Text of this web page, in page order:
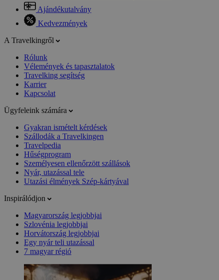
Ajándékutalvány
Kedvezmények
A Travelkingről
Rólunk
Vélemények és tapasztalatok
Travelking segítség
Karrier
Kapcsolat
Ügyfeleink számára
Gyakran ismételt kérdések
Szállodák a Travelkingen
Travelpedia
Hűségprogram
Személyesen ellenőrzött szállások
Nyár, utazással tele
Utazási élmények Szép-kártyával
Inspirálódjon
Magyarország legjobbjai
Szlovénia legjobbjai
Horvátország legjobbjai
Egy nyár teli utazással
7 magyar régió